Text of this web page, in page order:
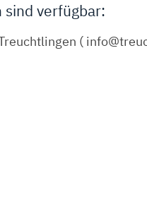
sind verfügbar:
(